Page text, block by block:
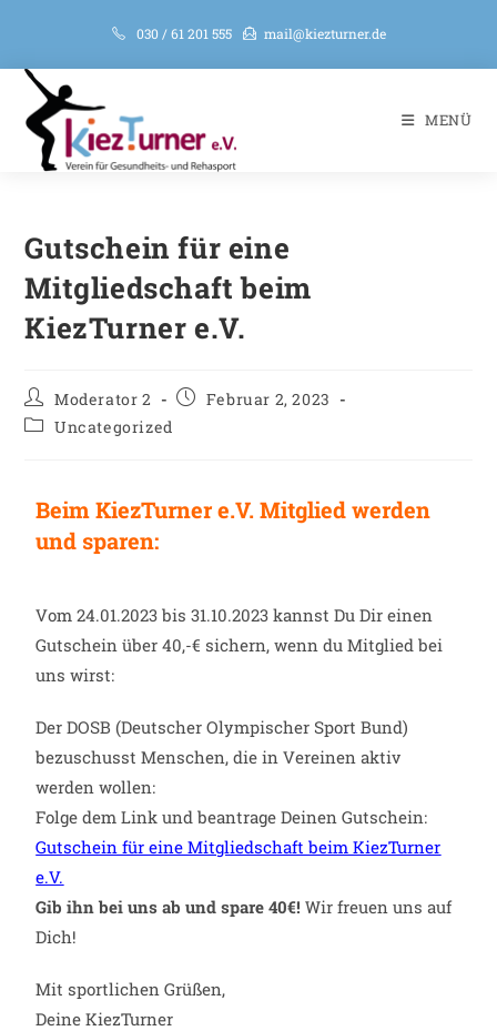
030 / 61 201 555 mail@kiezturner.de
MENÜ
Gutschein für eine
Mitgliedschaft beim
KiezTurner e.V.
Moderator 2
Februar 2, 2023
Uncategorized
Beim KiezTurner e.V. Mitglied werden
und sparen:
Vom 24.01.2023 bis 31.10.2023 kannst Du Dir einen
Gutschein über 40,-€ sichern, wenn du Mitglied bei
uns wirst:
Der DOSB (Deutscher Olympischer Sport Bund)
bezuschusst Menschen, die in Vereinen aktiv
werden wollen:
Folge dem Link und beantrage Deinen Gutschein:
Gutschein für eine Mitgliedschaft beim KiezTurner
e.V.
Gib ihn bei uns ab und spare 40€!Wir freuen uns auf
Dich!
Mit sportlichen Grüßen,
Deine KiezTurner